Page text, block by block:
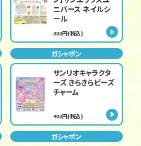
ニバース ネイルシ
ール
300円(税込)
ガシャポン
サンリオキャラクタ
ーズ きらきらビーズ
チャーム
400円(税込)
ガシャポン